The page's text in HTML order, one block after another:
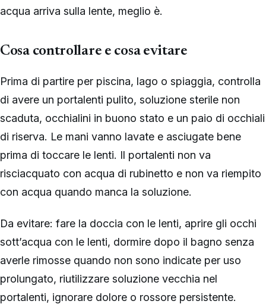
acqua arriva sulla lente, meglio è.
Cosa controllare e cosa evitare
Prima di partire per piscina, lago o spiaggia, controlla
di avere un portalenti pulito, soluzione sterile non
scaduta, occhialini in buono stato e un paio di occhiali
di riserva. Le mani vanno lavate e asciugate bene
prima di toccare le lenti. Il portalenti non va
risciacquato con acqua di rubinetto e non va riempito
con acqua quando manca la soluzione.
Da evitare: fare la doccia con le lenti, aprire gli occhi
sott’acqua con le lenti, dormire dopo il bagno senza
averle rimosse quando non sono indicate per uso
prolungato, riutilizzare soluzione vecchia nel
portalenti, ignorare dolore o rossore persistente.